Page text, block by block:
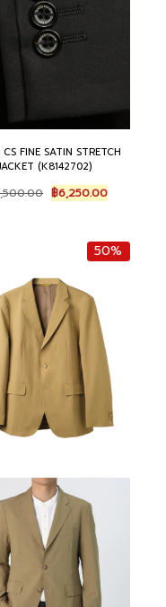
FINE SATIN STRETCH
(K8142702)
Original
price
฿6,250.00Current
price
50%